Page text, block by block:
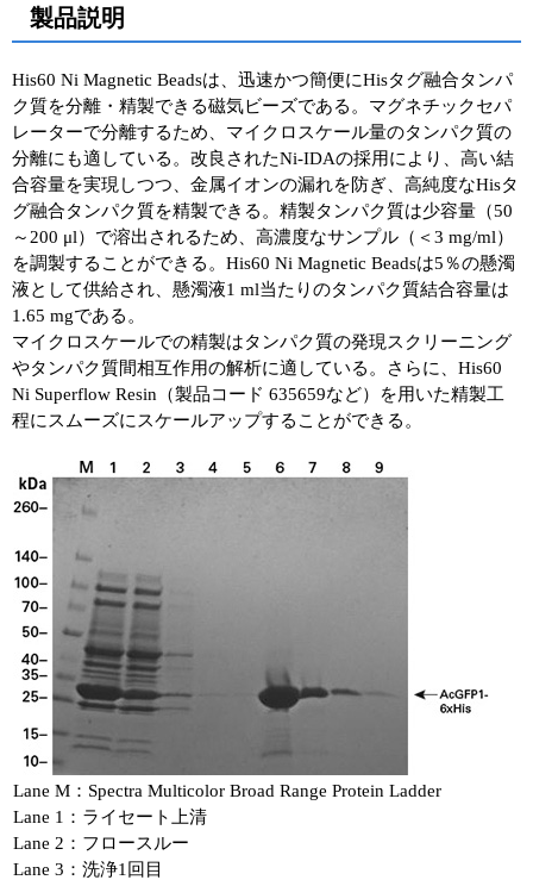
動画ライブラリー
製品説明
His60 Ni Magnetic Beadsは、迅速かつ簡便にHisタグ融合タンパ
ク質を分離・精製できる磁気ビーズである。マグネチックセパ
レーターで分離するため、マイクロスケール量のタンパク質の
分離にも適している。改良されたNi-IDAの採用により、高い結
合容量を実現しつつ、金属イオンの漏れを防ぎ、高純度なHisタ
グ融合タンパク質を精製できる。精製タンパク質は少容量（50
～200 μl）で溶出されるため、高濃度なサンプル（＜3 mg/ml）
を調製することができる。His60 Ni Magnetic Beadsは5％の懸濁
液として供給され、懸濁液1 ml当たりのタンパク質結合容量は
1.65 mgである。
マイクロスケールでの精製はタンパク質の発現スクリーニング
やタンパク質間相互作用の解析に適している。さらに、His60
Ni Superflow Resin（製品コード 635659など）を用いた精製工
程にスムーズにスケールアップすることができる。
Lane M：Spectra Multicolor Broad Range Protein Ladder
Lane 1：ライセート上清
Lane 2：フロースルー
Lane 3：洗浄1回目